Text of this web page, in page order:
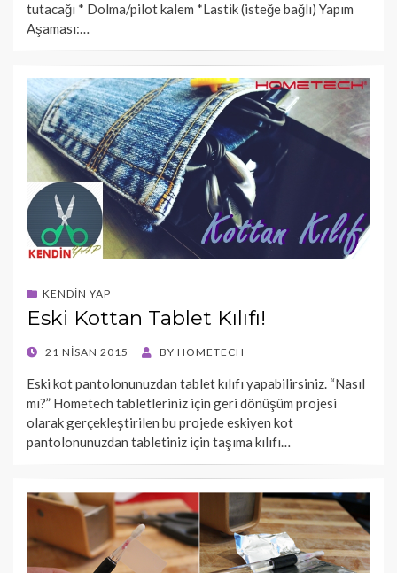
tutacağı * Dolma/pilot kalem *Lastik (isteğe bağlı) Yapım
Aşaması:…
KENDIN YAP
Eski Kottan Tablet Kılıfı!
POSTED
21 NISAN 2015 BY HOMETECH
Eski kot pantolonunuzdan tablet kılıfı yapabilirsiniz. “Nasıl
mı?” Hometech tabletleriniz için geri dönüşüm projesi
olarak gerçekleştirilen bu projede eskiyen kot
pantolonunuzdan tabletiniz için taşıma kılıfı…